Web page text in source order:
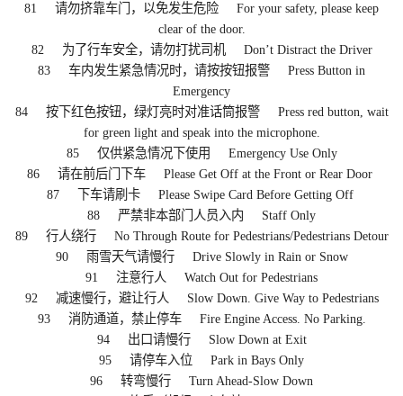
81 请勿挤靠车门，以免发生危险 For your safety, please keep
clear of the door.
82 为了行车安全，请勿打扰司机 Don’t Distract the Driver
83 车内发生紧急情况时，请按按钮报警 Press Button in
Emergency
84 按下红色按钮，绿灯亮时对准话筒报警 Press red button, wait
for green light and speak into the microphone.
85 仅供紧急情况下使用 Emergency Use Only
86 请在前后门下车 Please Get Off at the Front or Rear Door
87 下车请刷卡 Please Swipe Card Before Getting Off
88 严禁非本部门人员入内 Staff Only
89 行人绕行 No Through Route for Pedestrians/Pedestrians Detour
90 雨雪天气请慢行 Drive Slowly in Rain or Snow
91 注意行人 Watch Out for Pedestrians
92 减速慢行，避让行人 Slow Down. Give Way to Pedestrians
93 消防通道，禁止停车 Fire Engine Access. No Parking.
94 出口请慢行 Slow Down at Exit
95 请停车入位 Park in Bays Only
96 转弯慢行 Turn Ahead-Slow Down